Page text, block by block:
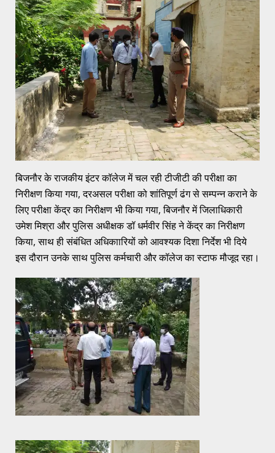
बिजनौर के राजकीय इंटर कॉलेज में चल रही टीजीटी की परीक्षा का
निरीक्षण किया गया, दरअसल परीक्षा को शांतिपूर्ण ढंग से सम्पन्न कराने के
लिए परीक्षा केंद्र का निरीक्षण भी किया गया, बिजनौर में जिलाधिकारी
उमेश मिश्रा और पुलिस अधीक्षक डॉ धर्मवीर सिंह ने केंद्र का निरीक्षण
किया, साथ ही संबंधित अधिकाारियों को आवश्यक दिशा निर्देश भी दिये
इस दौरान उनके साथ पुलिस कर्मचारी और कॉलेज का स्टाफ मौजूद रहा।